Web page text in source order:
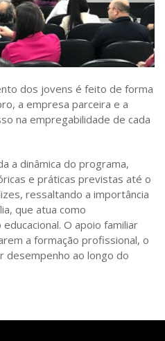
dos jovens é feito de forma
a empresa parceira e a
na empregabilidade de cada
a dinâmica do programa,
e práticas previstas até o
ressaltando a importância
que atua como
O apoio familiar
a formação profissional, o
desempenho ao longo do